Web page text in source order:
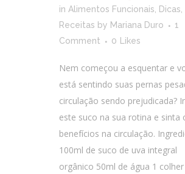
in Alimentos Funcionais Dicas
Receitas by Mariana Duro
1
Comment
0 Likes
Nem começou a esquentar e
está sentindo suas pernas
circulação sendo prejudicada?
este suco na sua rotina e sinta
benefícios na circulação.
100ml de suco de uva integral
orgânico 50ml de água 1